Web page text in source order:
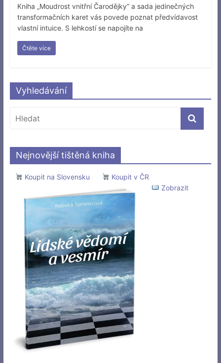
Kniha „Moudrost vnitřní Čarodějky“ a sada jedinečných
transformačních karet vás povede poznat předvídavost
vlastní intuice. S lehkostí se napojíte na
Čtěte více
Vyhledávání
Nejnovější tištěná kniha
Koupit na Slovensku
Koupit v ČR
Zobrazit